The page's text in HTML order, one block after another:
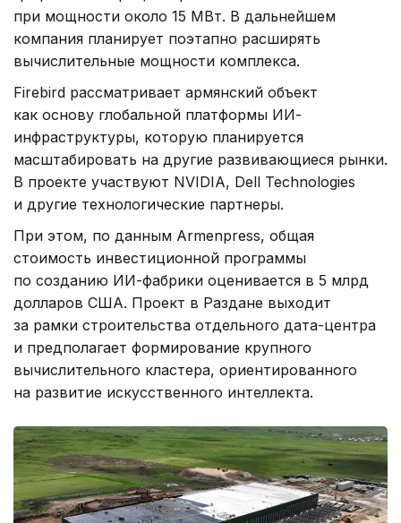
при мощности около 15 МВт. В дальнейшем
компания планирует поэтапно расширять
вычислительные мощности комплекса.
Firebird рассматривает армянский объект
как основу глобальной платформы ИИ-
инфраструктуры, которую планируется
масштабировать на другие развивающиеся рынки.
В проекте участвуют NVIDIA, Dell Technologies
и другие технологические партнеры.
При этом, по данным Armenpress, общая
стоимость инвестиционной программы
по созданию ИИ-фабрики оценивается в 5 млрд
долларов США. Проект в Раздане выходит
за рамки строительства отдельного дата-центра
и предполагает формирование крупного
вычислительного кластера, ориентированного
на развитие искусственного интеллекта.